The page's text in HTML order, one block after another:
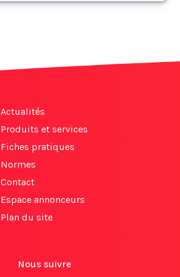
Actualités
Produits et services
Fiches pratiques
Normes
Contact
Espace annonceurs
Plan du site
Nous suivre